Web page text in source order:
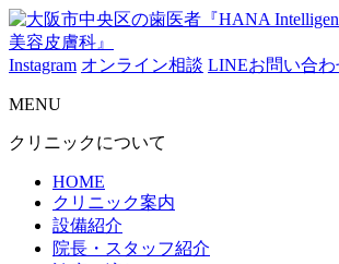
Instagram オンライン相談 LINEお問い合わ
MENU
クリニックについて
HOME
クリニック案内
設備紹介
院長・スタッフ紹介